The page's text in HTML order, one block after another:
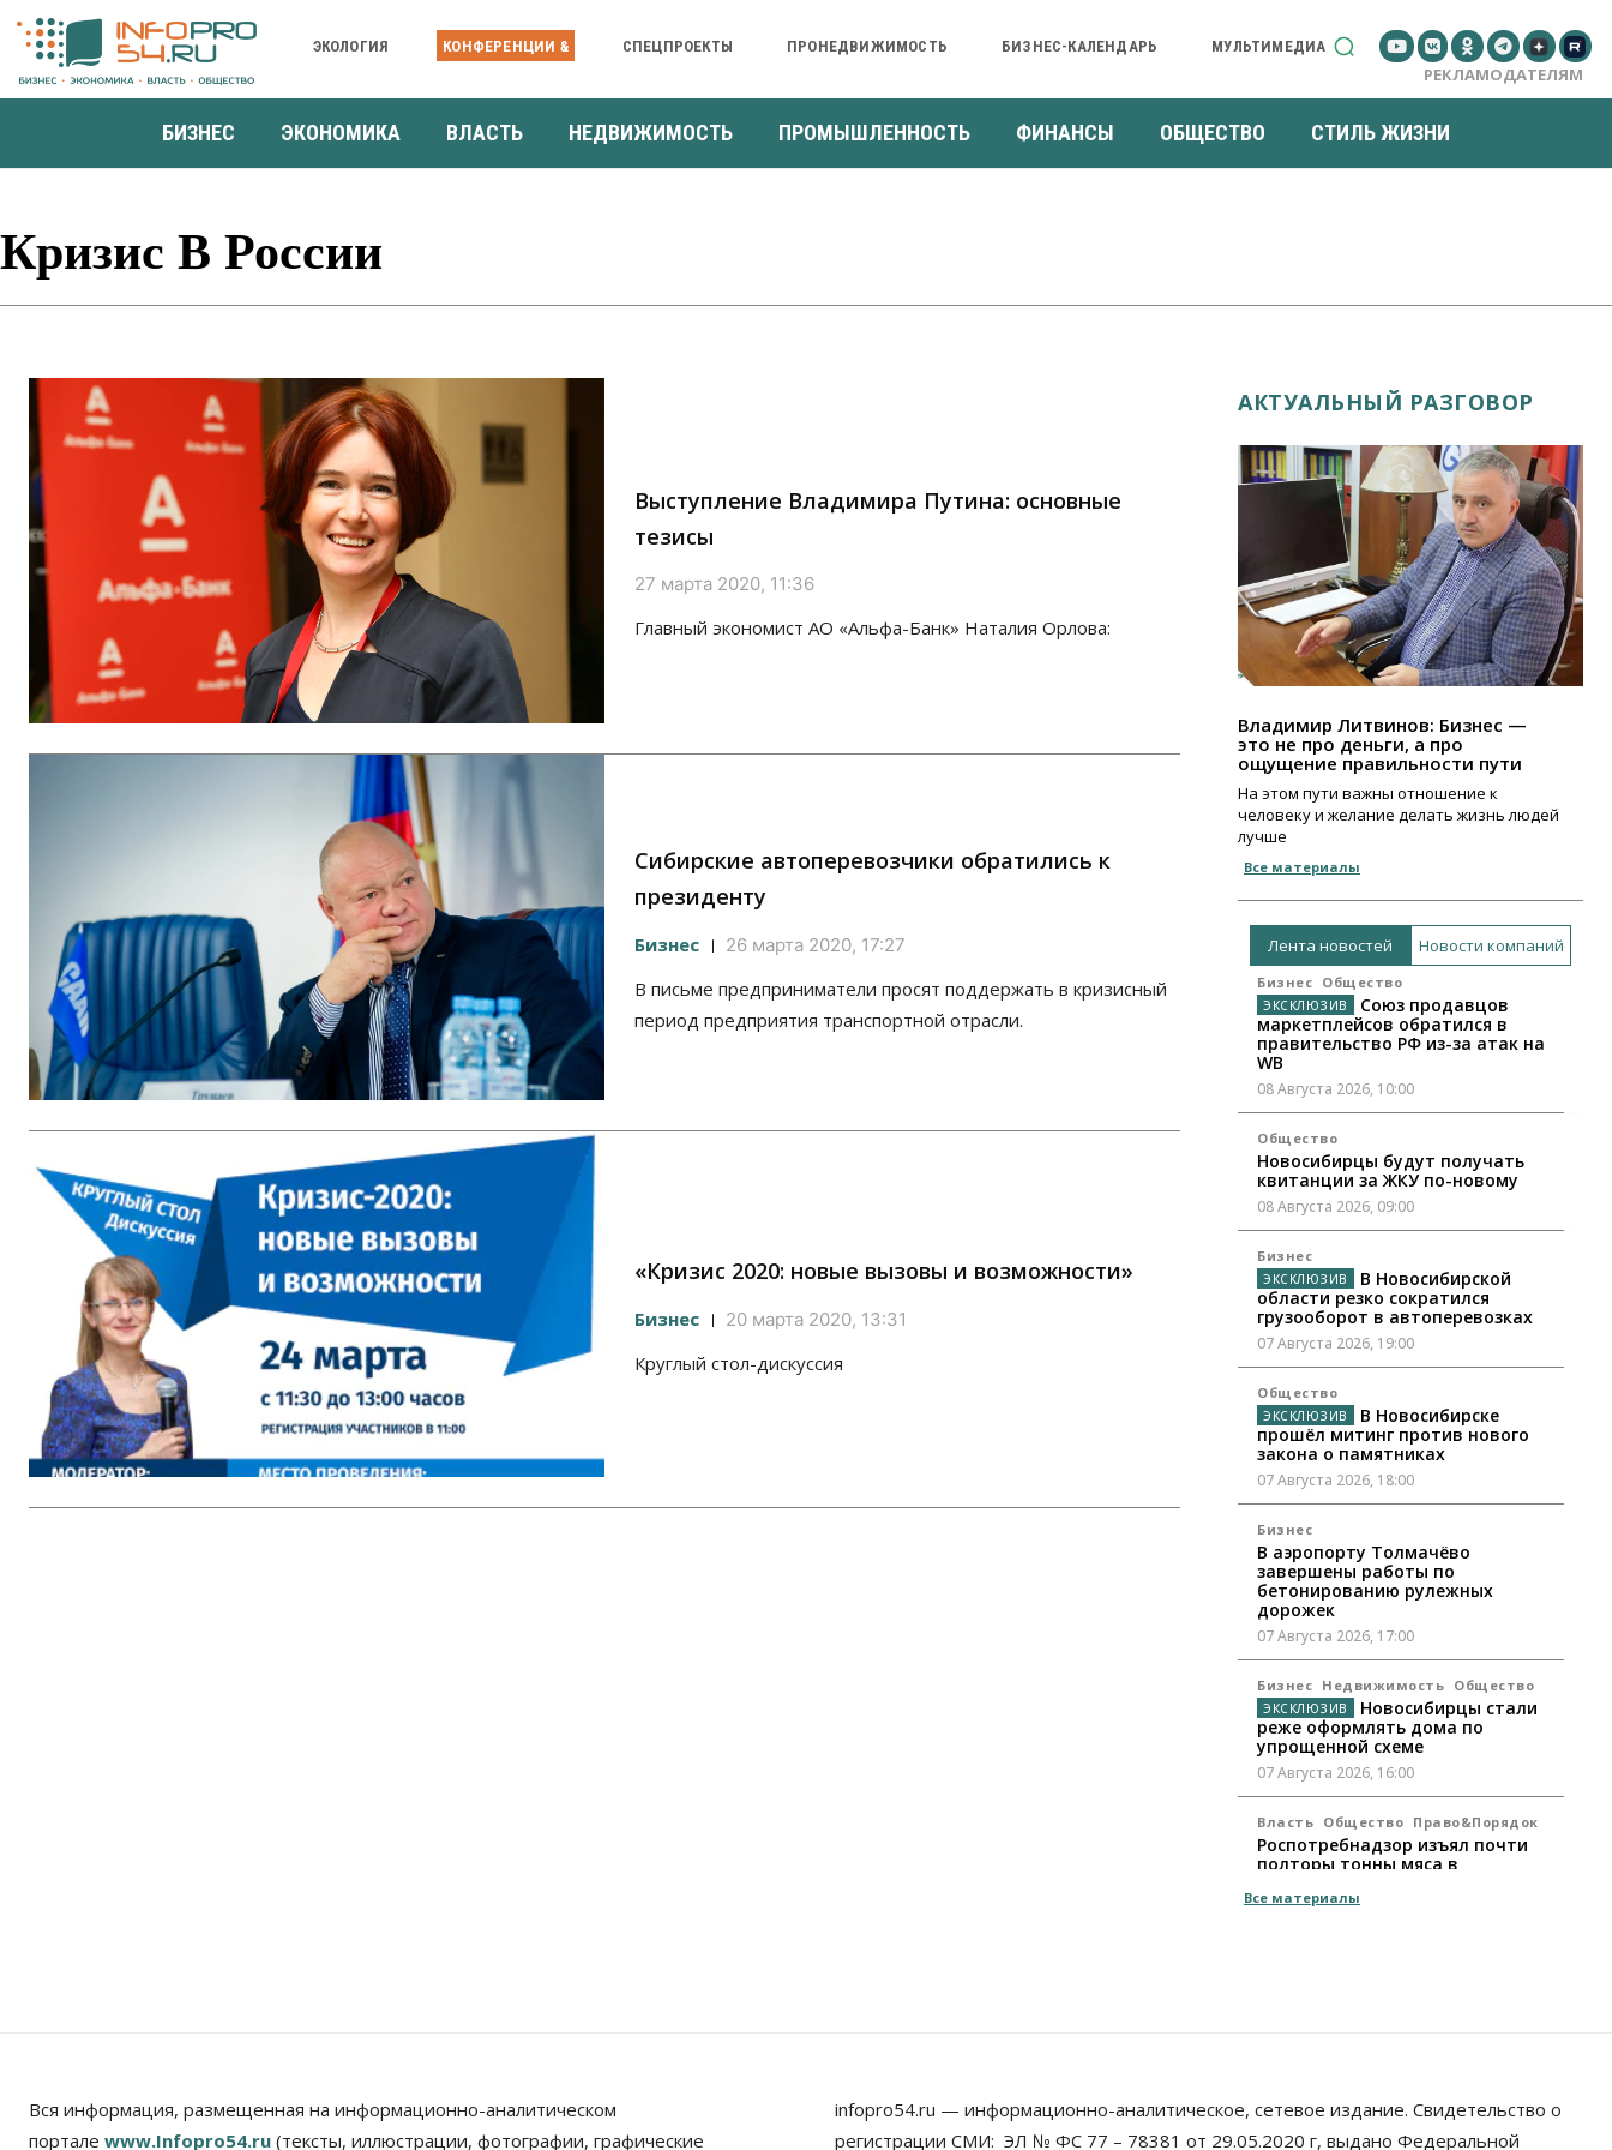
ЭКОЛОГИЯ КОНФЕРЕНЦИИ & СПЕЦПРОЕКТЫ ПРОНЕДВИЖИМОСТЬ БИЗНЕС-КАЛЕНДАРЬ МУЛЬТИМЕДИА
РЕКЛАМОДАТЕЛЯМ
БИЗНЕС ЭКОНОМИКА ВЛАСТЬ НЕДВИЖИМОСТЬ ПРОМЫШЛЕННОСТЬ ФИНАНСЫ ОБЩЕСТВО СТИЛЬ ЖИЗНИ
Кризис В России
Выступление Владимира Путина: основные
тезисы
27 марта 2020, 11:36
Главный экономист АО «Альфа-Банк» Наталия Орлова:
Сибирские автоперевозчики обратились к
президенту
Бизнес 26 марта 2020, 17:27
В письме предприниматели просят поддержать в кризисный
период предприятия транспортной отрасли.
«Кризис 2020: новые вызовы и возможности»
Бизнес 20 марта 2020, 13:31
Круглый стол-дискуссия
АКТУАЛЬНЫЙ РАЗГОВОР
Владимир Литвинов: Бизнес —
это не про деньги, а про
ощущение правильности пути
На этом пути важны отношение к
человеку и желание делать жизнь людей
лучше
Все материалы
Лента новостей Новости компаний
Бизнес Общество
Союз продавцов
маркетплейсов обратился в
правительство РФ из-за атак на
WB
08 Августа 2026, 10:00
Общество
Новосибирцы будут получать
квитанции за ЖКУ по-новому
08 Августа 2026, 09:00
Бизнес
В Новосибирской
области резко сократился
грузооборот в автоперевозках
07 Августа 2026, 19:00
Общество
В Новосибирске
прошёл митинг против нового
закона о памятниках
07 Августа 2026, 18:00
Бизнес
В аэропорту Толмачёво
завершены работы по
бетонированию рулежных
дорожек
07 Августа 2026, 17:00
Бизнес Недвижимость Общество
Новосибирцы стали
реже оформлять дома по
упрощенной схеме
07 Августа 2026, 16:00
Власть Общество Право&Порядок
Роспотребнадзор изъял почти
полторы тонны мяса в
07 Августа 2026, 15:00
посевы горчицы
07 Августа 2026, 14:00
Все материалы
Вся информация, размещенная на информационно-аналитическом
портале www.Infopro54.ru (тексты, иллюстрации, фотографии, графические
infopro54.ru — информационно-аналитическое, сетевое издание. Свидетельство о
регистрации СМИ: ЭЛ № ФС 77 – 78381 от 29.05.2020 г, выдано Федеральной